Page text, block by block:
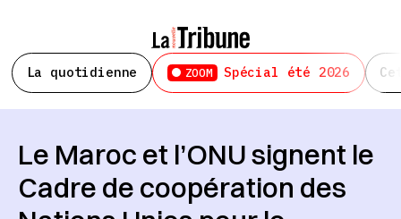
La quotidienne ZOOM Spécial été 2026
Le Maroc et l’ONU signent le
Cadre de coopération des